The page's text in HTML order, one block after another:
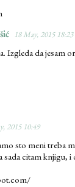
18 May, 2015 18:23
Izgleda da jesam
2015 10:49
sto meni treba
citam knjigu, i